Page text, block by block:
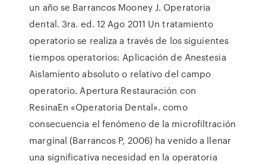
un año se Barrancos Mooney J. Operatoria
dental. 3ra. ed. 12 Ago 2011 Un tratamiento
operatorio se realiza a través de los siguientes
tiempos operatorios: Aplicación de Anestesia
Aislamiento absoluto o relativo del campo
operatorio. Apertura Restauración con
ResinaEn «Operatoria Dental». como
consecuencia el fenómeno de la microfiltración
marginal (Barrancos P, 2006) ha venido a llenar
una significativa necesidad en la operatoria